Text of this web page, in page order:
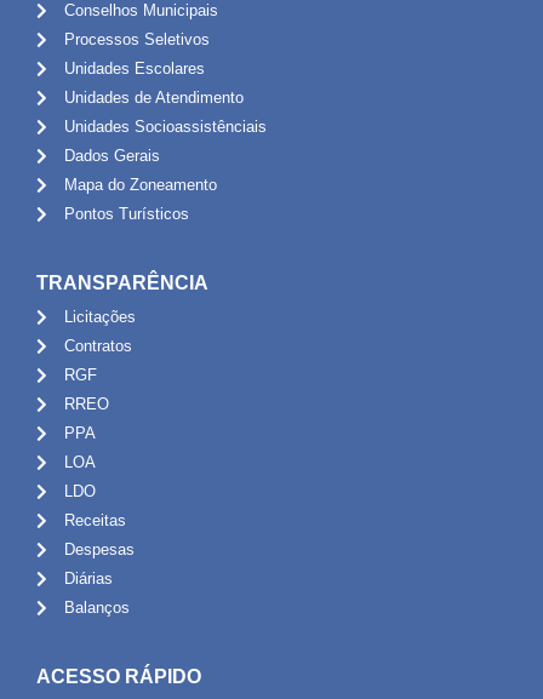
Conselhos Municipais
Processos Seletivos
Unidades Escolares
Unidades de Atendimento
Unidades Socioassistênciais
Dados Gerais
Mapa do Zoneamento
Pontos Turísticos
TRANSPARÊNCIA
Licitações
Contratos
RGF
RREO
PPA
LOA
LDO
Receitas
Despesas
Diárias
Balanços
ACESSO RÁPIDO